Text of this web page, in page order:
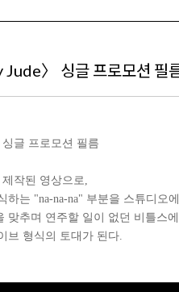
〉 싱글 프로모션 필
싱글 프로모션 필름
작된 영상으로,
하는 "na-na-na" 부분을 스튜디
맞추며 연주할 일이 없던 비틀
브 형식의 토대가 된다.